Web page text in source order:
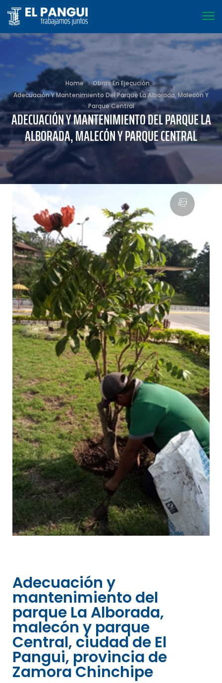
Home
Obras En Ejecución
Adecuación Y Mantenimiento Del Parque La Alborada, Malecón Y
Parque Central
ADECUACIÓN Y MANTENIMIENTO DEL PARQUE LA
ALBORADA, MALECÓN Y PARQUE CENTRAL
Adecuación y
mantenimiento del
parque La Alborada,
malecón y parque
Central, ciudad de El
Pangui, provincia de
Zamora Chinchipe